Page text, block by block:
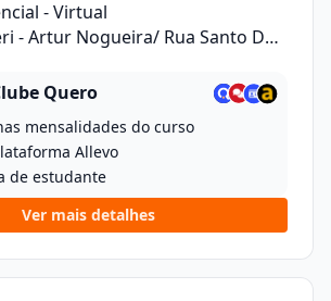
- Virtual
- Artur Nogueira/ Rua Santo De
Quero
mensalidades do curso
Allevo
de estudante
Ver mais detalhes